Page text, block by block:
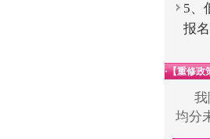
5、
报
·【重修政
均分